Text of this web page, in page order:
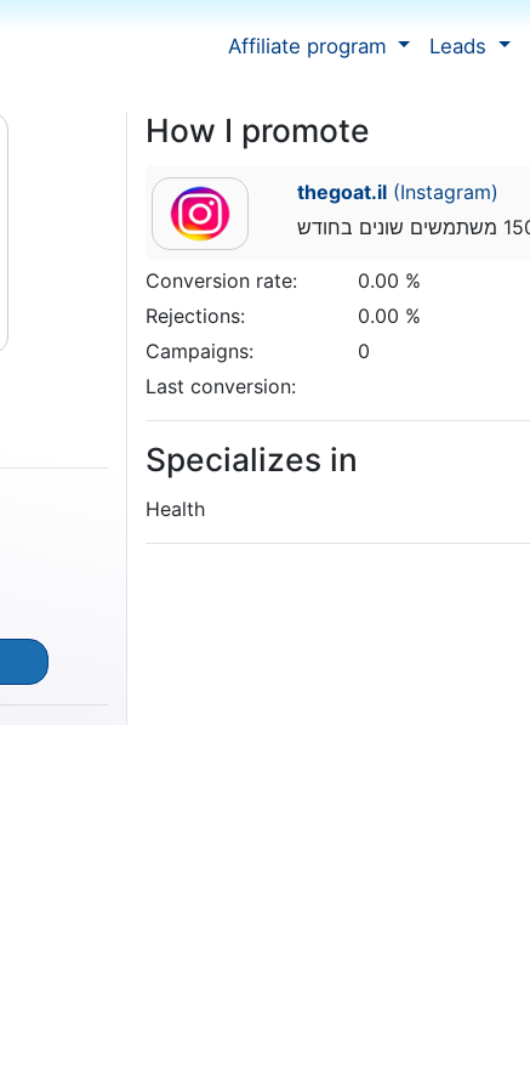
Affiliate program Leads
How I promote
thegoat.il(Instagram)
Conversion rate:
0.00 %
Rejections:
0.00 %
Campaigns:
0
Last conversion:
Specializes in
Health